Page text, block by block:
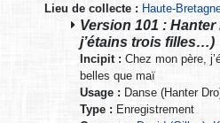
Lieu de collecte : Haute-
Version 101 :
j’étains trois filles…)
Incipit : Chez mon père,
belles que maï
Usage : Danse (Hanter
Type : Enregistrement